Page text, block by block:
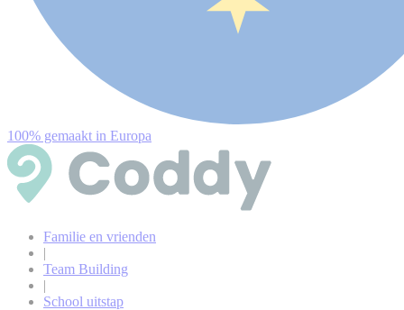
100% gemaakt in Europa
Familie en vrienden
|
Team Building
|
School uitstap